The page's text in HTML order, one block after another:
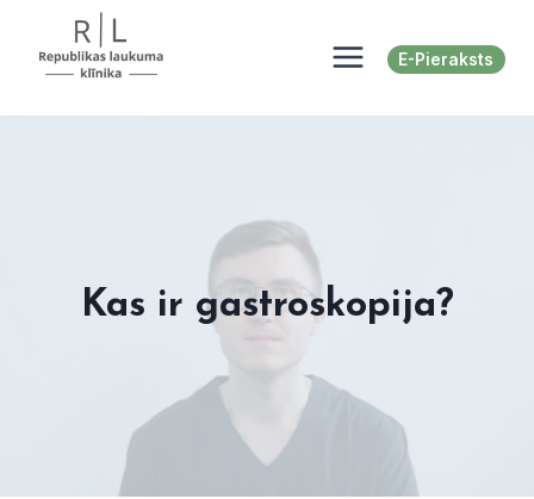
content
E-Pieraksts
Kas ir gastroskopija?